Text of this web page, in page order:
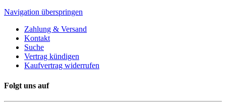
Navigation überspringen
Zahlung & Versand
Kontakt
Suche
Vertrag kündigen
Kaufvertrag widerrufen
Folgt uns auf